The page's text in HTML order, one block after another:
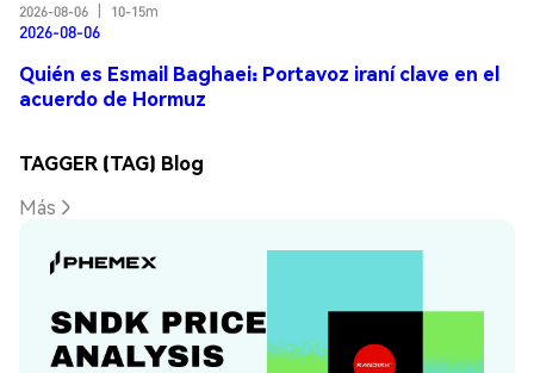
2026-08-06
10-15m
2026-08-06
Quién es Esmail Baghaei: Portavoz iraní clave en el
acuerdo de Hormuz
TAGGER (TAG) Blog
Más